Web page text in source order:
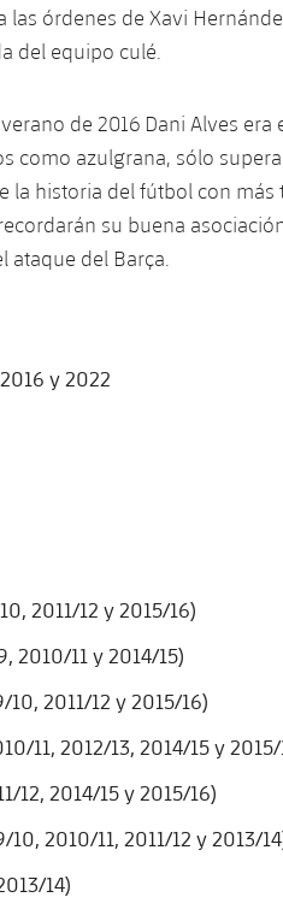
las órdenes de Xavi
del equipo culé.
de 2016 Dani Alves
como azulgrana, sólo
la historia del fútbol con más
su buena
ataque del Barça.
y 2022
2011/12 y 2015/16)
2010/11 y 2014/15)
2011/12 y 2015/16)
11, 2012/13, 2014/15 y 2015/
12, 2014/15 y 2015/16)
2010/11, 2011/12 y 2013/
14)